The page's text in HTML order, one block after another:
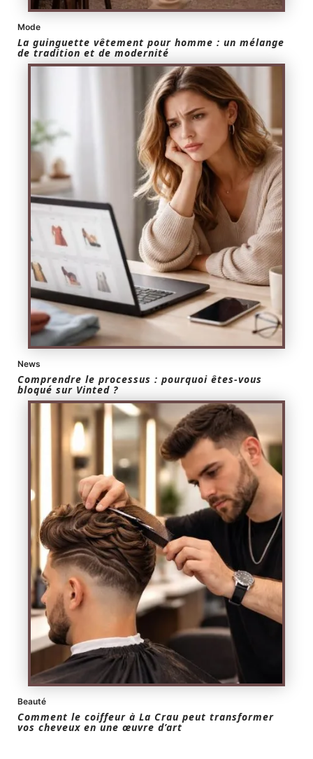
Mode
La guinguette vêtement pour homme : un mélange
de tradition et de modernité
News
Comprendre le processus : pourquoi êtes-vous
bloqué sur Vinted ?
Beauté
Comment le coiffeur à La Crau peut transformer
vos cheveux en une œuvre d’art